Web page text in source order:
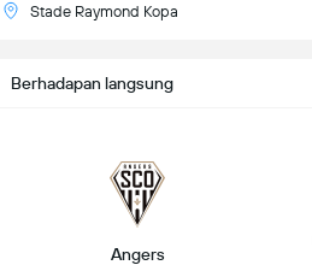
Stade Raymond Kopa
Berhadapan langsung
Angers